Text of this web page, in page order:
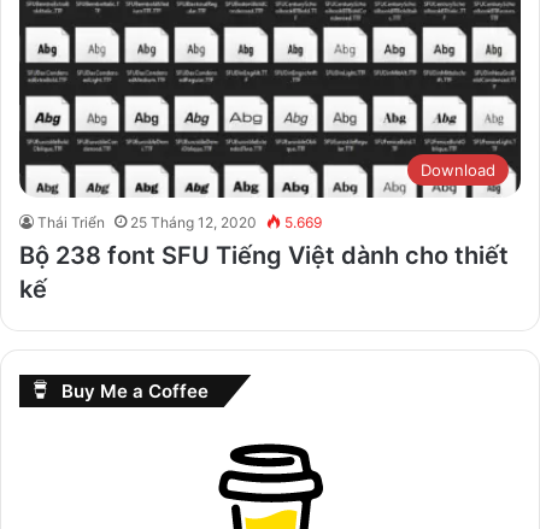
Download
Thái Triển 25 Tháng 12, 2020 5.669
Bộ 238 font SFU Tiếng Việt dành cho thiết
kế
Buy Me a Coffee